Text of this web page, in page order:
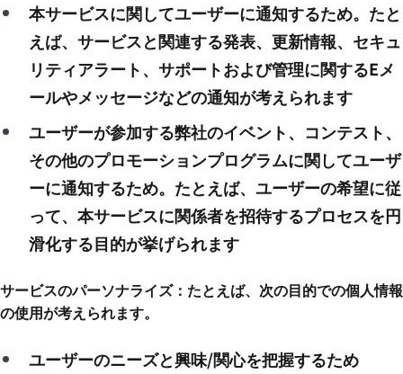
本サービスに関してユーザーに通知するため。たと
えば、サービスと関連する発表、更新情報、セキュ
リティアラート、サポートおよび管理に関するEメ
ールやメッセージなどの通知が考えられます
ユーザーが参加する弊社のイベント、コンテスト、
その他のプロモーションプログラムに関してユーザ
ーに通知するため。たとえば、ユーザーの希望に従
って、本サービスに関係者を招待するプロセスを円
滑化する目的が挙げられます
サービスのパーソナライズ：たとえば、次の目的での個人情報
の使用が考えられます。
ユーザーのニーズと興味/関心を把握するため